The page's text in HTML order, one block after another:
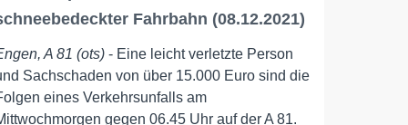
Fahrbahn (08.12.2021)
A 81 (ots) - Eine leicht verletzte Person
Sachschaden von über 15.000 Euro sind die
eines Verkehrsunfalls am
gegen 06.45 Uhr auf der A 81.